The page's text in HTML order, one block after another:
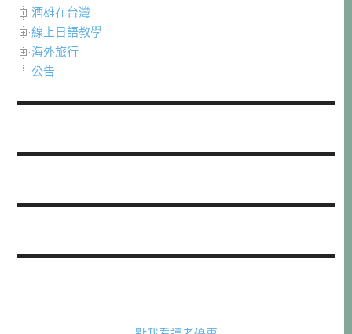
酒雄在台灣
線上日語教學
海外旅行
公告